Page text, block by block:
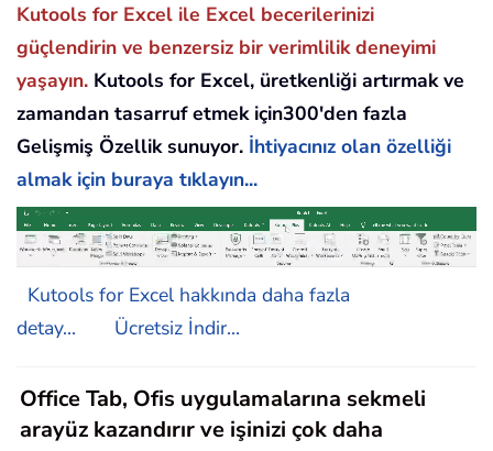
Kutools for Excel ile Excel becerilerinizi
güçlendirin ve benzersiz bir verimlilik deneyimi
yaşayın. Kutools for Excel, üretkenliği artırmak ve
zamandan tasarruf etmek için300'den fazla
Gelişmiş Özellik sunuyor. İhtiyacınız olan özelliği
almak için buraya tıklayın...
Kutools for Excel hakkında daha fazla
detay...
Ücretsiz İndir...
Office Tab, Ofis uygulamalarına sekmeli
arayüz kazandırır ve işinizi çok daha